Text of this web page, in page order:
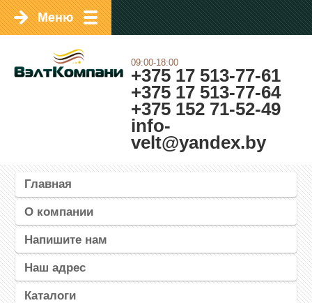
09:00-18:00
+375 17 513-77-61
+375 17 513-77-64
+375 152 71-52-49
info-
velt@yandex.by
Главная
О компании
Напишите нам
Наш адрес
Каталоги